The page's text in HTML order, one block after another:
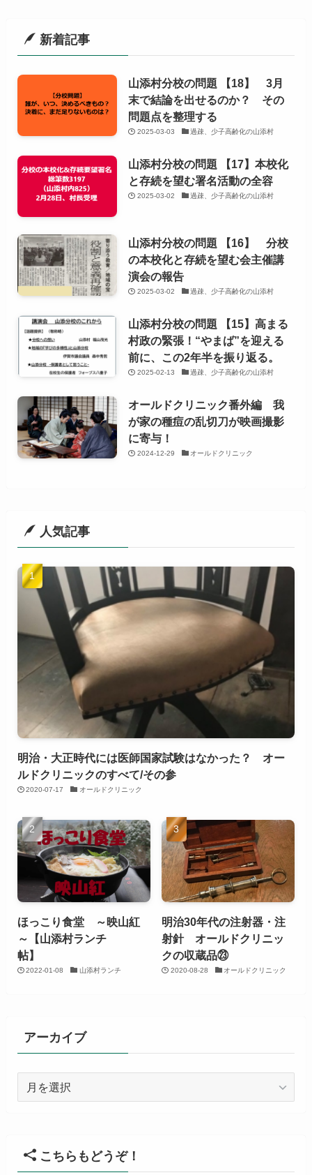
新着記事
山添村分校の問題 【18】 3月
末で結論を出せるのか？ その
問題点を整理する
2025-03-03 過疎、少子高齢化の山添村
山添村分校の問題 【17】本校化
と存続を望む署名活動の全容
2025-03-02 過疎、少子高齢化の山添村
山添村分校の問題 【16】 分校
の本校化と存続を望む会主催講
演会の報告
2025-03-02 過疎、少子高齢化の山添村
山添村分校の問題 【15】高まる
村政の緊張！“やまば”を迎える
前に、この2年半を振り返る。
2025-02-13 過疎、少子高齢化の山添村
オールドクリニック番外編 我
が家の種痘の乱切刀が映画撮影
に寄与！
2024-12-29 オールドクリニック
人気記事
明治・大正時代には医師国家試験はなかった？ オー
ルドクリニックのすべて/その参
2020-07-17 オールドクリニック
ほっこり食堂 ～映山紅
～【山添村ランチ
帖】
2022-01-08 山添村ランチ
明治30年代の注射器・注
射針 オールドクリニッ
クの収蔵品㉓
2020-08-28 オールドクリニック
アーカイブ
ブ
こちらもどうぞ！